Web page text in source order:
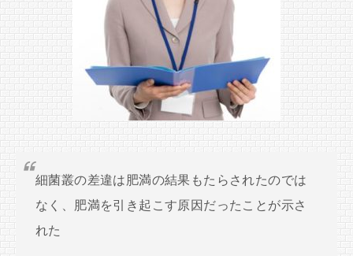
細菌叢の差違は肥満の結果もたらされたのでは
なく、肥満を引き起こす原因だったことが示さ
れた